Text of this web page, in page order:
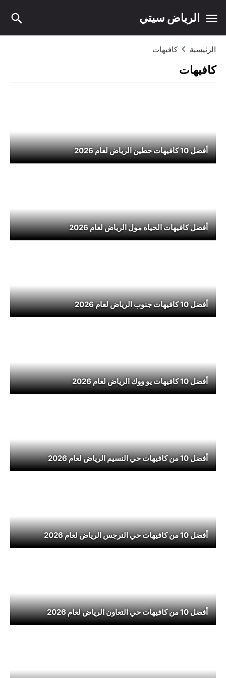
الرياض سيتي
الرئيسية كافيهات
كافيهات
أفضل 10 كافيهات حطين الرياض لعام 2026
أفضل كافيهات الحياه مول الرياض لعام 2026
أفضل 10 كافيهات جنوب الرياض لعام 2026
أفضل 10 كافيهات يو ووك الرياض لعام 2026
أفضل 10 من كافيهات حي النسيم الرياض لعام 2026
أفضل 10 من كافيهات حي النرجس الرياض لعام 2026
أفضل 10 من كافيهات حي التعاون الرياض لعام 2026